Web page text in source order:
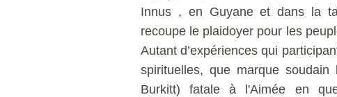
Innus , en Guyane et dans la
recoupe le plaidoyer pour les
Autant d’expériences qui
spirituelles, que marque
Burkitt) fatale à l'Aimée en